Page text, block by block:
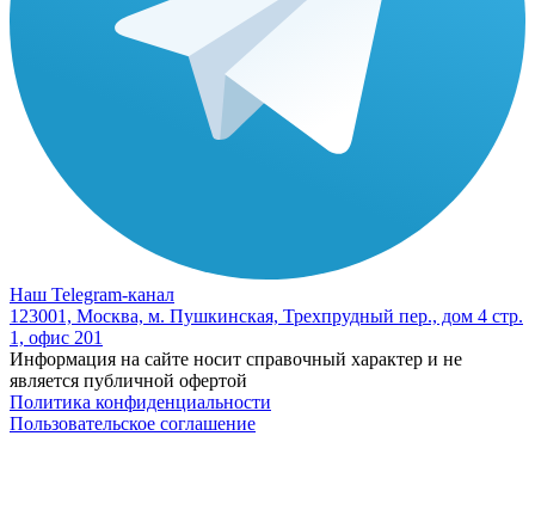
Наш Telegram-канал
123001, Москва, м. Пушкинская, Трехпрудный пер., дом 4 стр.
1, офис 201
Информация на сайте носит справочный характер и не
является публичной офертой
Политика конфиденциальности
Пользовательское соглашение